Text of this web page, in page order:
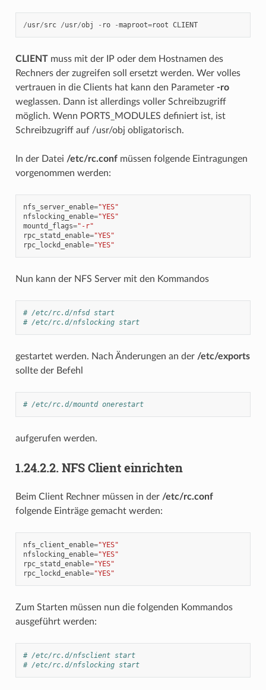
/usr/src /usr/obj - ro -maproot=root CLIENT
CLIENTmuss mit der IP oder dem Hostnamen des
Rechners der zugreifen soll ersetzt werden. Wer volles
vertrauen in die Clients hat kann den Parameter -ro
weglassen. Dann ist allerdings voller Schreibzugriff
möglich. Wenn PORTS_MODULES definiert ist, ist
Schreibzugriff auf /usr/obj obligatorisch.
In der Datei /etc/rc.confmüssen folgende Eintragungen
vorgenommen werden:
nfs_server_enable="YES"
nfslocking_enable="YES"
mountd_flags="-r"
rpc_statd_enable="YES"
rpc_lockd_enable="YES"
Nun kann der NFS Server mit den Kommandos
# /etc/rc.d/nfsd start
# /etc/rc.d/nfslocking start
gestartet werden. Nach Änderungen an der /etc/exports
sollte der Befehl
# /etc/rc.d/mountd onerestart
aufgerufen werden.
1.24.2.2. NFS Client einrichten
Beim Client Rechner müssen in der /etc/rc.conf
folgende Einträge gemacht werden:
nfs_client_enable="YES"
nfslocking_enable="YES"
rpc_statd_enable="YES"
rpc_lockd_enable="YES"
Zum Starten müssen nun die folgenden Kommandos
ausgeführt werden:
# /etc/rc.d/nfsclient start
# /etc/rc.d/nfslocking start